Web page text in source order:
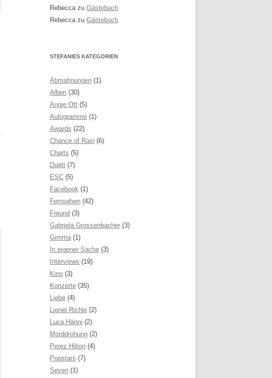
Rebeccazu Gästebuch
Rebeccazu Gästebuch
STEFANIES KATEGORIEN
Abmahnungen (1)
Alben (30)
Angie Ott (5)
Autogramme (1)
Awards (22)
Chance of Rain (6)
Charts (5)
Duett (7)
ESC (5)
Facebook (1)
Fernsehen (42)
Freund (3)
Gabriela Grossenbacher (3)
Gimma (1)
In eigener Sache (3)
Interviews (19)
Kino (3)
Konzerte (35)
Liebe (4)
Lionel Richie (2)
Luca Hänni (2)
Morddrohung (2)
Perez Hilton (4)
Popstars (7)
Seven (1)